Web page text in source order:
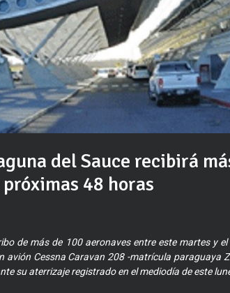
del Sauce recibirá
48 horas
de más de 100 aeronaves entre este martes y el
avión Cessna Caravan 208 -matrícula paraguaya
su aterrizaje registrado en el mediodía de este